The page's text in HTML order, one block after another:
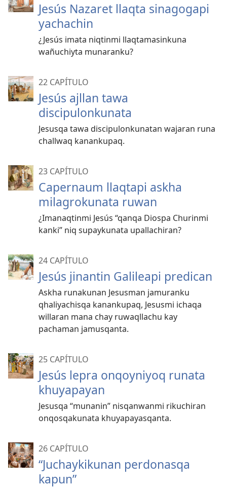
Jesús Nazaret llaqta sinagogapi
yachachin
¿Jesús imata niqtinmi llaqtamasinkuna
wañuchiyta munaranku?
22 CAPÍTULO
Jesús ajllan tawa
discipulonkunata
Jesusqa tawa discipulonkunatan wajaran runa
challwaq kanankupaq.
23 CAPÍTULO
Capernaum llaqtapi askha
milagrokunata ruwan
¿Imanaqtinmi Jesús “qanqa Diospa Churinmi
kanki” niq supaykunata upallachiran?
24 CAPÍTULO
Jesús jinantin Galileapi predican
Askha runakunan Jesusman jamuranku
qhaliyachisqa kanankupaq, Jesusmi ichaqa
willaran mana chay ruwaqllachu kay
pachaman jamusqanta.
25 CAPÍTULO
Jesús lepra onqoyniyoq runata
khuyapayan
Jesusqa “munanin” nisqanwanmi rikuchiran
onqosqakunata khuyapayasqanta.
26 CAPÍTULO
“Juchaykikunan perdonasqa
kapun”